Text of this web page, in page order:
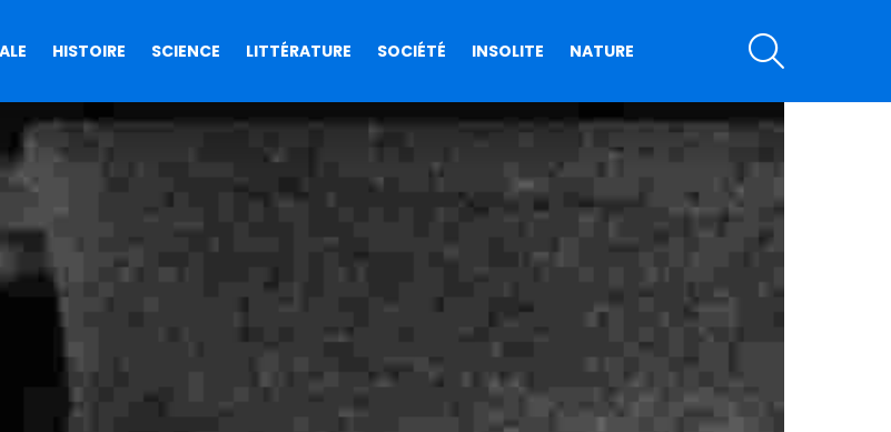
HISTOIRE SCIENCE LITTÉRATURE SOCIÉTÉ INSOLITE NATURE